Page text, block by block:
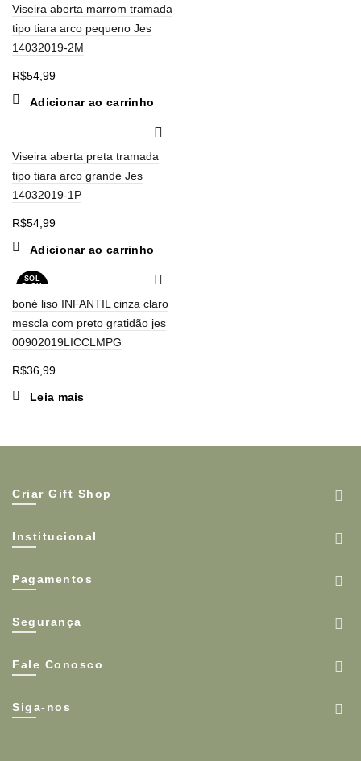
Viseira aberta marrom tramada
tipo tiara arco pequeno Jes
14032019-2M
R$54,99
Adicionar ao carrinho
Viseira aberta preta tramada
tipo tiara arco grande Jes
14032019-1P
R$54,99
Adicionar ao carrinho
SOL
D OU
boné liso INFANTIL cinza claro
mescla com preto gratidão jes
00902019LICCLMPG
R$36,99
Leia mais
Criar Gift Shop
Institucional
Pagamentos
Segurança
Fale Conosco
Siga-nos